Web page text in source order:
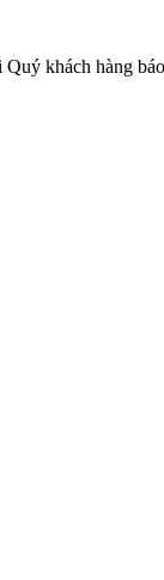
khách hàng